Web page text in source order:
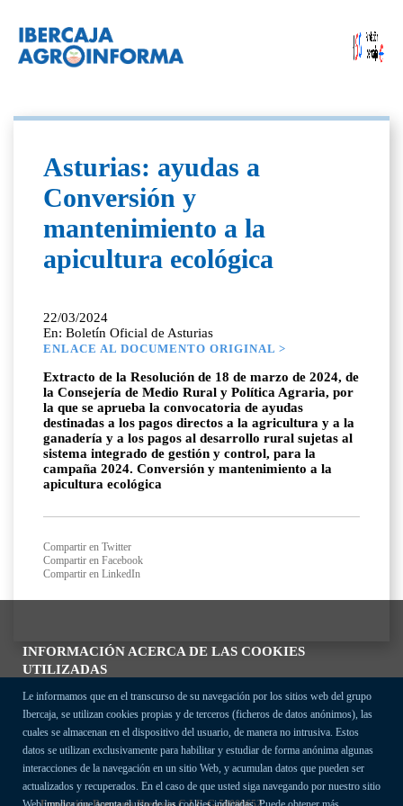
INFORMACIÓN ACERCA DE LAS COOKIES
UTILIZADAS
Le informamos que en el transcurso de su navegación por los sitios web del grupo
Ibercaja, se utilizan cookies propias y de terceros (ficheros de datos anónimos), las
cuales se almacenan en el dispositivo del usuario, de manera no intrusiva. Estos
datos se utilizan exclusivamente para habilitar y estudiar de forma anónima algunas
interacciones de la navegación en un sitio Web, y acumulan datos que pueden ser
actualizados y recuperados. En el caso de que usted siga navegando por nuestro sitio
Asturias: ayudas a
Conversión y
mantenimiento a la
apicultura ecológica
22/03/2024
En: Boletín Oficial de Asturias
ENLACE AL DOCUMENTO ORIGINAL >
Extracto de la Resolución de 18 de marzo de 2024, de
la Consejería de Medio Rural y Política Agraria, por
la que se aprueba la convocatoria de ayudas
destinadas a los pagos directos a la agricultura y a la
ganadería y a los pagos al desarrollo rural sujetas al
sistema integrado de gestión y control, para la
campaña 2024. Conversión y mantenimiento a la
apicultura ecológica
Compartir en Twitter
Compartir en Facebook
Compartir en LinkedIn